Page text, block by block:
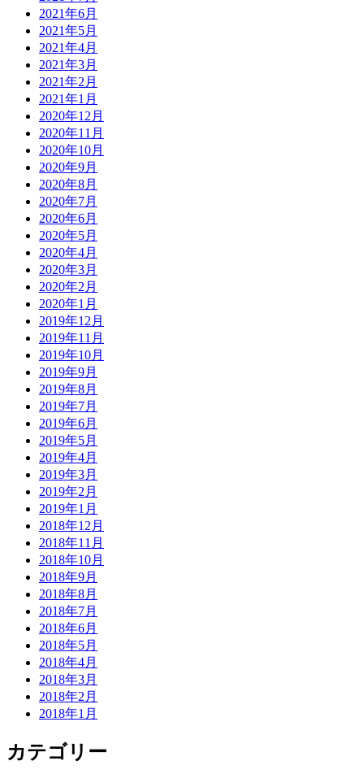
2021年6月
2021年5月
2021年4月
2021年3月
2021年2月
2021年1月
2020年12月
2020年11月
2020年10月
2020年9月
2020年8月
2020年7月
2020年6月
2020年5月
2020年4月
2020年3月
2020年2月
2020年1月
2019年12月
2019年11月
2019年10月
2019年9月
2019年8月
2019年7月
2019年6月
2019年5月
2019年4月
2019年3月
2019年2月
2019年1月
2018年12月
2018年11月
2018年10月
2018年9月
2018年8月
2018年7月
2018年6月
2018年5月
2018年4月
2018年3月
2018年2月
2018年1月
カテゴリー